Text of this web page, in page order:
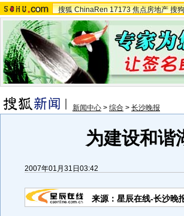
搜狐 ChinaRen 17173 焦点房地产 搜狗
新闻中心 > 综合 > 长沙晚报
为建设和谐
2007年01月31日03:42
来源：星辰在线-长沙晚